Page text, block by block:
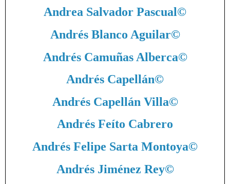
Andrea Salvador Pascual©
Andrés Blanco Aguilar©
Andrés Camuñas Alberca©
Andrés Capellán©
Andrés Capellán Villa©
Andrés Feíto Cabrero
Andrés Felipe Sarta Montoya©
Andrés Jiménez Rey©